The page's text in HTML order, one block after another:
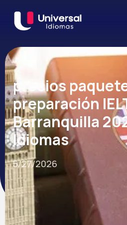
precios
preparación
Barranquilla
Idiomas
5/27/2026